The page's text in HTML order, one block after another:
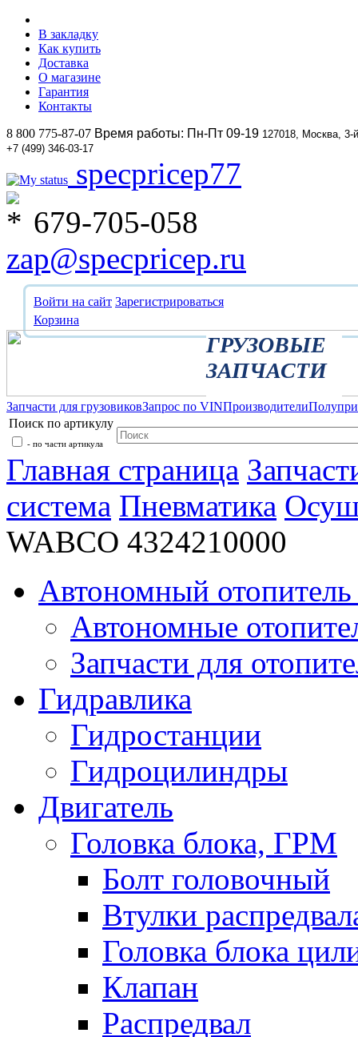
В закладку
Как купить
Доставка
О магазине
Гарантия
Контакты
8 800 775-87-07 Время работы: Пн-Пт 09-19 127018, Москва,
+7 (499) 346-03-17
specpricep77
679-705-058
zap@specpricep.ru
Войти на сайт Зарегистрироваться
Корзина
ГРУЗОВЫЕ
ЗАПЧАСТИ
Запчасти для грузовиковЗапрос по VINПроизводители
Поиск по артикулу
- по части артикула
Главная страница
система Пневматика
WABCO 4324210000
Автономный отопитель
Автономные
Запчасти для
Гидравлика
Гидростанции
Гидроцилиндры
Двигатель
Головка блока, ГРМ
Болт головочный
Втулки
Головка блока
Клапан
Распредвал